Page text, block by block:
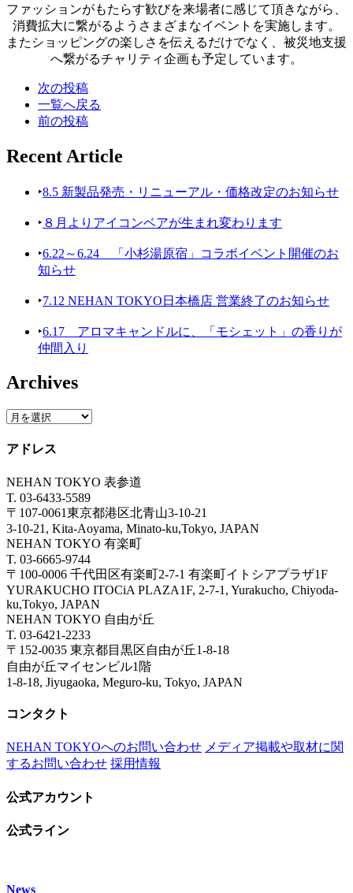
ファッションがもたらす歓びを来場者に感じて頂きながら、
消費拡大に繋がるようさまざまなイベントを実施します。
またショッピングの楽しさを伝えるだけでなく、被災地支援
へ繋がるチャリティ企画も予定しています。
次の投稿
一覧へ戻る
前の投稿
Recent Article
‣8.5 新製品発売・リニューアル・価格改定のお知らせ
‣ ８月よりアイコンベアが生まれ変わります
‣6.22～6.24 「小杉湯原宿」コラボイベント開催のお
知らせ
‣7.12 NEHAN TOKYO日本橋店 営業終了のお知らせ
‣6.17 アロマキャンドルに、「モシェット」の香りが
仲間入り
Archives
アドレス
NEHAN TOKYO 表参道
T. 03-6433-5589
〒107-0061東京都港区北青山3-10-21
3-10-21, Kita-Aoyama, Minato-ku,Tokyo, JAPAN
NEHAN TOKYO 有楽町
T. 03-6665-9744
〒100-0006 千代田区有楽町2-7-1 有楽町イトシアプラザ1F
YURAKUCHO ITOCiA PLAZA1F, 2-7-1, Yurakucho, Chiyoda-
ku,Tokyo, JAPAN
NEHAN TOKYO 自由が丘
T. 03-6421-2233
〒152-0035 東京都目黒区自由が丘1-8-18
自由が丘マイセンビル1階
1-8-18, Jiyugaoka, Meguro-ku, Tokyo, JAPAN
コンタクト
NEHAN TOKYOへのお問い合わせ メディア掲載や取材に関
するお問い合わせ 採用情報
公式アカウント
公式ライン
News